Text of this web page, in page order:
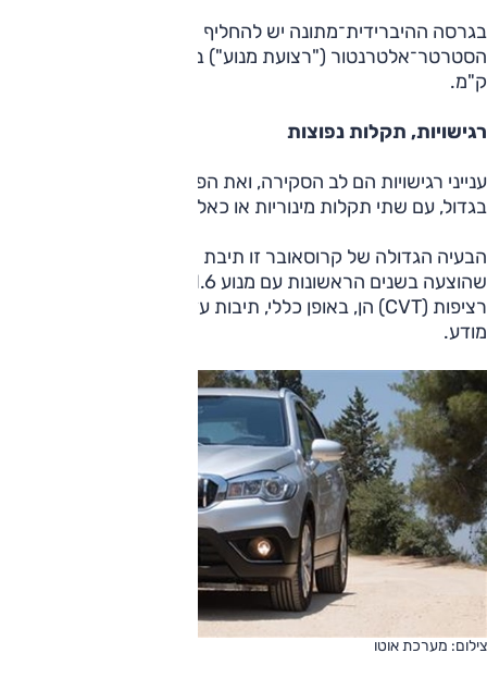
בגרסה ההיברידית־מתונה יש להחליף את רצועת
ק"מ.
רגישויות, תקלות נפוצות
ענייני רגישויות הם לב הסקירה, ואת הפרק הזה צולח קרוסאובר
בגדול, עם שתי תקלות מינוריות או כאלו שניתנות לטיפול בקלות.
הבעיה הגדולה של קרוסאובר זו תיבת ההילוכים הרציפה,
רציפות (CVT) הן, באופן כללי, תיבות עדינות המחייבות שימוש
מודע.
צילום: מערכת אוטו